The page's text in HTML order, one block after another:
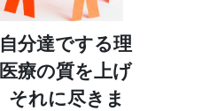
分達でする理
療の質を上げ
それに尽きま